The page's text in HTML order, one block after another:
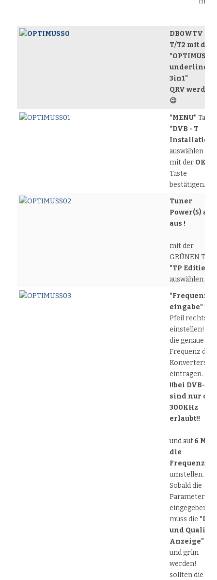
DB0WTV
T/T2 mit dem
"OPTIMUSS
underline
3in1"
QRV werden
😉
"MENU"Taste
"DVB - T
Installation"
auswählen
mit der OK
Taste
bestätigen.
Tuner
Power(5) auf
aus !
mit der
GRÜNEN
"TP
auswählen.
"Frequenz
eingabe"mit
Pfeil rechts
einstellen!
die genaue ZF
Frequenz des
Konverters
eintragen.
!!bei DVB-T
sind nur ca
300KHz
erlaubt!!
und auf6 MHZ
die
umstellen.
Sobald die
Parameter
eingegeben
muss die
und Qualität
Anzeige"
und grün
werden!
sollten die